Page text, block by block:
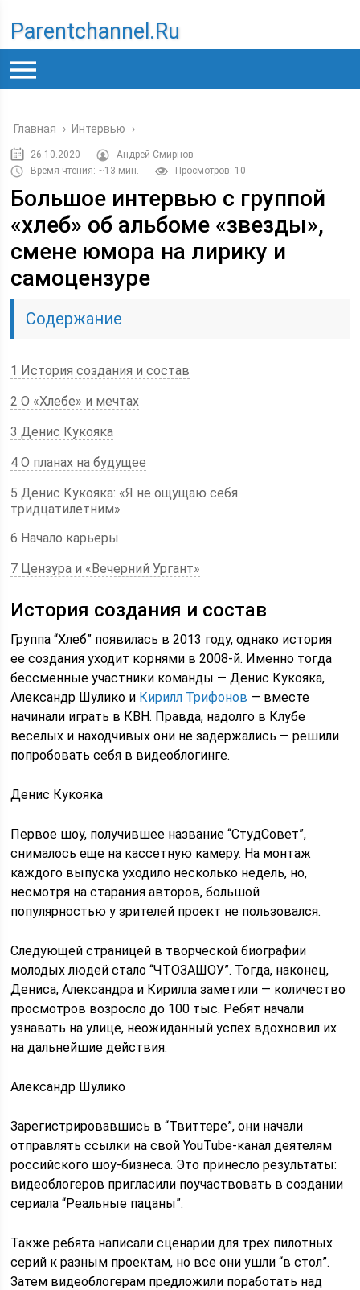
Parentchannel.ru
Главная › Интервью ›
26.10.2020
Андрей Смирнов
Время чтения: ~13 мин.
Просмотров: 10
Большое интервью с группой
«хлеб» об альбоме «звезды»,
смене юмора на лирику и
самоцензуре
Содержание
1 История создания и состав
2 О «Хлебе» и мечтах
3 Денис Кукояка
4 О планах на будущее
5 Денис Кукояка: «Я не ощущаю себя
тридцатилетним»
6 Начало карьеры
7 Цензура и «Вечерний Ургант»
История создания и состав
Группа “Хлеб” появилась в 2013 году, однако история
ее создания уходит корнями в 2008-й. Именно тогда
бессменные участники команды — Денис Кукояка,
Александр Шулико и Кирилл Трифонов — вместе
начинали играть в КВН. Правда, надолго в Клубе
веселых и находчивых они не задержались — решили
попробовать себя в видеоблогинге.
Денис Кукояка
Первое шоу, получившее название “СтудСовет”,
снималось еще на кассетную камеру. На монтаж
каждого выпуска уходило несколько недель, но,
несмотря на старания авторов, большой
популярностью у зрителей проект не пользовался.
Следующей страницей в творческой биографии
молодых людей стало “ЧТОЗАШОУ”. Тогда, наконец,
Дениса, Александра и Кирилла заметили — количество
просмотров возросло до 100 тыс. Ребят начали
узнавать на улице, неожиданный успех вдохновил их
на дальнейшие действия.
Александр Шулико
Зарегистрировавшись в “Твиттере”, они начали
отправлять ссылки на свой YouTube-канал деятелям
российского шоу-бизнеса. Это принесло результаты:
видеоблогеров пригласили поучаствовать в создании
сериала “Реальные пацаны”.
Также ребята написали сценарии для трех пилотных
серий к разным проектам, но все они ушли “в стол”.
Затем видеоблогерам предложили поработать над